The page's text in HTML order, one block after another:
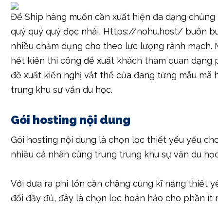
Để Ship hàng muốn cần xuất hiện đa dạng chủng
quý quý quý đọc nhái, Https://nohu.host/ buôn
nhiều chăm dụng cho theo lực lượng rành mạch.
hết kiến thi công để xuất khách tham quan dạng
đề xuất kiến nghị vắt thể của đang từng mẫu mã
trung khu sự vấn du học.
Gói hosting nội dung
Gói hosting nội dung là chọn lọc thiết yếu yếu
nhiều cá nhân cùng trung trung khu sự vấn du
Với đưa ra phí tổn cần chăng cùng kĩ năng thiết
đối đầy đủ, đây là chọn lọc hoàn hảo cho phần ít